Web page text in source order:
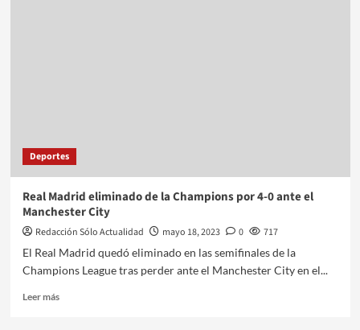
Deportes
Real Madrid eliminado de la Champions por 4-0 ante el
Manchester City
Redacción Sólo Actualidad mayo 18, 2023 0
717
El Real Madrid quedó eliminado en las semifinales de la
Champions League tras perder ante el Manchester City en el...
Leer más